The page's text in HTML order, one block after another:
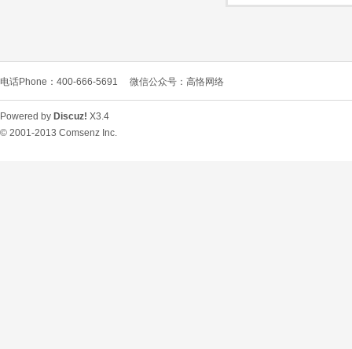
电话Phone：400-666-5691 微信公众号：高恪网络
Powered by Discuz! X3.4
© 2001-2013 Comsenz Inc.